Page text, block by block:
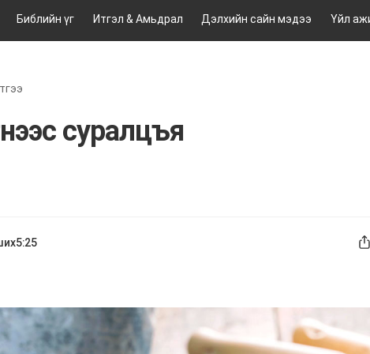
Библийн үг Итгэл & Амьдрал Дэлхийн сайн мэдээ Үйл
суралцъя
5:25